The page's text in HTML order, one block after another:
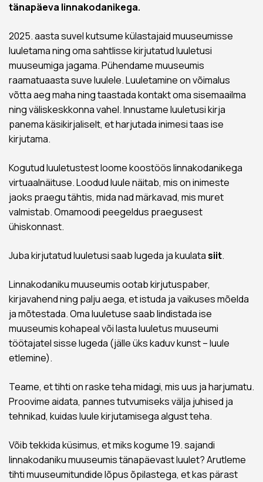
tänapäeva linnakodanikega.
2025. aasta suvel kutsume külastajaid muuseumisse
luuletama ning oma sahtlisse kirjutatud luuletusi
muuseumiga jagama. Pühendame muuseumis
raamatuaasta suve luulele. Luuletamine on võimalus
võtta aeg maha ning taastada kontakt oma sisemaailma
ning väliskeskkonna vahel. Innustame luuletusi kirja
panema käsikirjaliselt, et harjutada inimesi taas ise
kirjutama.
Kogutud luuletustest loome koostöös linnakodanikega
virtuaalnäituse. Loodud luule näitab, mis on inimeste
jaoks praegu tähtis, mida nad märkavad, mis muret
valmistab. Omamoodi peegeldus praegusest
ühiskonnast.
Juba kirjutatud luuletusi saab lugeda ja kuulatasiit.
Linnakodaniku muuseumis ootab kirjutuspaber,
kirjavahend ning palju aega, et istuda ja vaikuses mõelda
ja mõtestada. Oma luuletuse saab lindistada ise
muuseumis kohapeal või lasta luuletus muuseumi
töötajatel sisse lugeda (jälle üks kaduv kunst – luule
etlemine).
Teame, et tihti on raske teha midagi, mis uus ja harjumatu.
Proovime aidata, pannes tutvumiseks välja juhised ja
tehnikad, kuidas luule kirjutamisega algust teha.
Võib tekkida küsimus, et miks kogume 19. sajandi
linnakodaniku muuseumis tänapäevast luulet? Arutleme
tihti muuseumitundide lõpus õpilastega, et kas pärast